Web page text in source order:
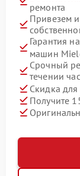
ремонта
Привезем
Гарантия
машин
Срочный
течении
Скидка для
Получите